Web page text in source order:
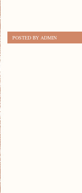
POSTED BY ADMIN